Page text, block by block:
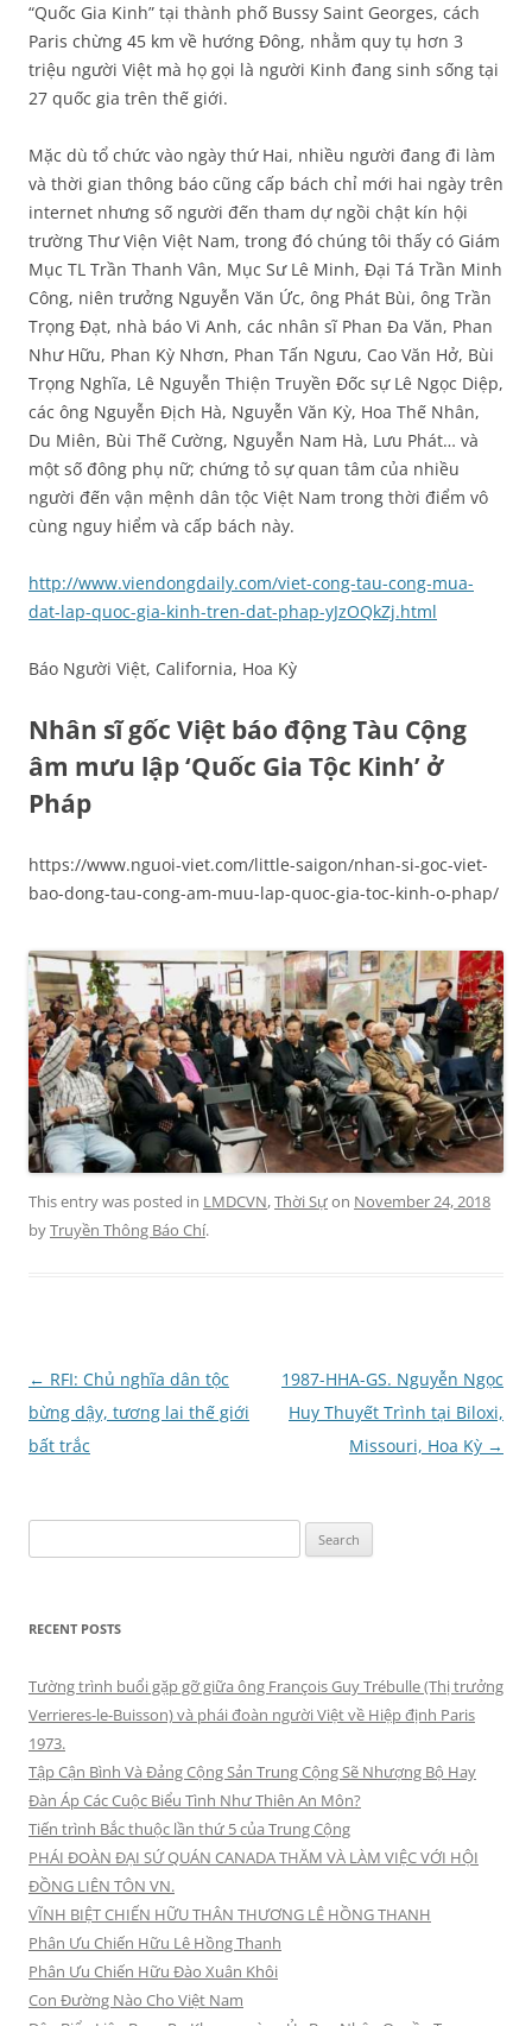
“Quốc Gia Kinh” tại thành phố Bussy Saint Georges, cách
Paris chừng 45 km về hướng Đông, nhằm quy tụ hơn 3
triệu người Việt mà họ gọi là người Kinh đang sinh sống tại
27 quốc gia trên thế giới.
Mặc dù tổ chức vào ngày thứ Hai, nhiều người đang đi làm
và thời gian thông báo cũng cấp bách chỉ mới hai ngày trên
internet nhưng số người đến tham dự ngồi chật kín hội
trường Thư Viện Việt Nam, trong đó chúng tôi thấy có Giám
Mục TL Trần Thanh Vân, Mục Sư Lê Minh, Đại Tá Trần Minh
Công, niên trưởng Nguyễn Văn Ức, ông Phát Bùi, ông Trần
Trọng Đạt, nhà báo Vi Anh, các nhân sĩ Phan Đa Văn, Phan
Như Hữu, Phan Kỳ Nhơn, Phan Tấn Ngưu, Cao Văn Hở, Bùi
Trọng Nghĩa, Lê Nguyễn Thiện Truyền Đốc sự Lê Ngọc Diệp,
các ông Nguyễn Địch Hà, Nguyễn Văn Kỳ, Hoa Thế Nhân,
Du Miên, Bùi Thế Cường, Nguyễn Nam Hà, Lưu Phát… và
một số đông phụ nữ; chứng tỏ sự quan tâm của nhiều
người đến vận mệnh dân tộc Việt Nam trong thời điểm vô
cùng nguy hiểm và cấp bách này.
http://www.viendongdaily.com/viet-cong-tau-cong-mua-
dat-lap-quoc-gia-kinh-tren-dat-phap-yJzOQkZj.html
Báo Người Việt, California, Hoa Kỳ
Nhân sĩ gốc Việt báo động Tàu Cộng
âm mưu lập ‘Quốc Gia Tộc Kinh’ ở
Pháp
https://www.nguoi-viet.com/little-saigon/nhan-si-goc-viet-
bao-dong-tau-cong-am-muu-lap-quoc-gia-toc-kinh-o-phap/
This entry was posted in LMDCVN,Thời Sựon November 24, 2018
byTruyền Thông Báo Chí.
Post
navigation
← RFI: Chủ nghĩa dân tộc
bừng dậy, tương lai thế giới
bất trắc
1987-HHA-GS. Nguyễn Ngọc
Huy Thuyết Trình tại Biloxi,
Missouri, Hoa Kỳ →
for:
RECENT POSTS
Tường trình buổi gặp gỡ giữa ông François Guy Trébulle (Thị trưởng
Verrieres-le-Buisson) và phái đoàn người Việt về Hiệp định Paris
1973.
Tập Cận Bình Và Đảng Cộng Sản Trung Cộng Sẽ Nhượng Bộ Hay
Đàn Áp Các Cuộc Biểu Tình Như Thiên An Môn?
Tiến trình Bắc thuộc lần thứ 5 của Trung Cộng
PHÁI ĐOÀN ĐẠI SỨ QUÁN CANADA THĂM VÀ LÀM VIỆC VỚI HỘI
ĐỒNG LIÊN TÔN VN.
VĨNH BIỆT CHIẾN HỮU THÂN THƯƠNG LÊ HỒNG THANH
Phân Ưu Chiến Hữu Lê Hồng Thanh
Phân Ưu Chiến Hữu Đào Xuân Khôi
Con Đường Nào Cho Việt Nam